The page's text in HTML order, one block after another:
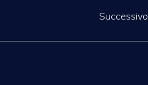
Successivo